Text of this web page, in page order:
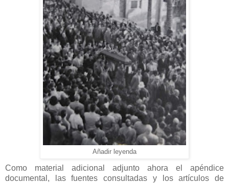
Añadir leyenda
Como material adicional adjunto ahora el apéndice
documental, las fuentes consultadas y los artículos de